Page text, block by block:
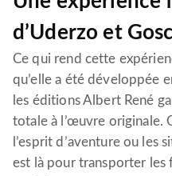
d’Uderzo et
Ce qui rend cette
qu’elle a été développée
les éditions Albert René
totale à l’œuvre originale.
l’esprit d’aventure ou les
est là pour transporter les